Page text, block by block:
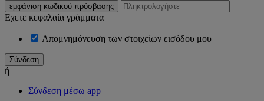
εμφάνιση κωδικού πρόσβασης
Εχετε κεφαλαία γράμματα
Απομνημόνευση των στοιχείων εισόδου μου
ή
Σύνδεση μέσω app